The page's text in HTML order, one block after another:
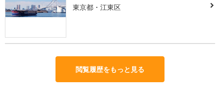
東京都・江東区
閲覧履歴をもっと見る